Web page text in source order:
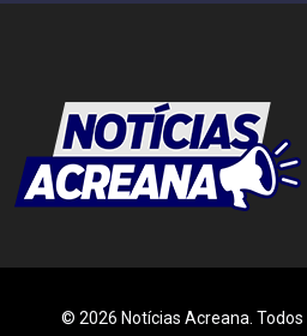
© 2026 Notícias Acreana. Todos